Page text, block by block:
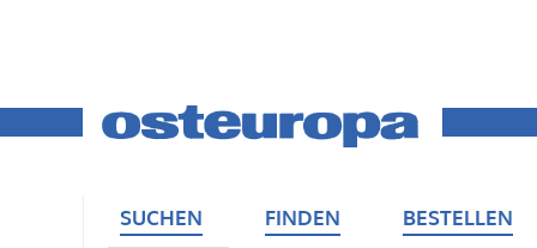
SUCHEN FINDEN BESTELLEN